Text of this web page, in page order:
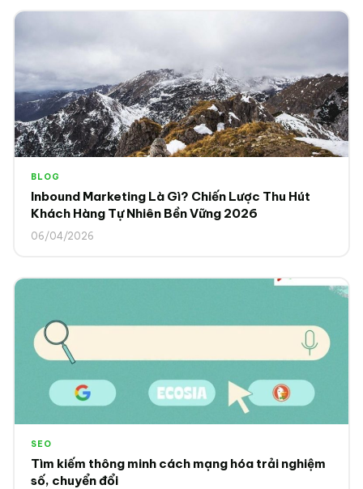
BLOG
Inbound Marketing Là Gì? Chiến Lược Thu Hút
Khách Hàng Tự Nhiên Bền Vững 2026
06/04/2026
SEO
Tìm kiếm thông minh cách mạng hóa trải nghiệm
số, chuyển đổi